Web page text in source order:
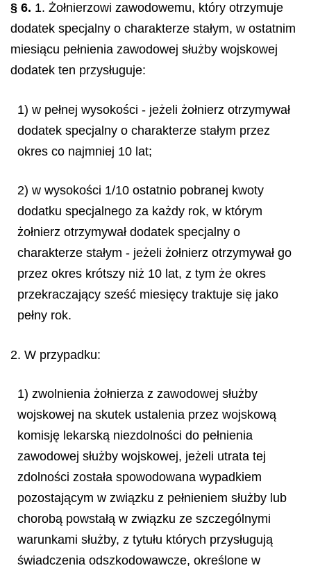
§ 6. 1. Żołnierzowi zawodowemu, który otrzymuje
dodatek specjalny o charakterze stałym, w ostatnim
miesiącu pełnienia zawodowej służby wojskowej
dodatek ten przysługuje:
1) w pełnej wysokości - jeżeli żołnierz otrzymywał
dodatek specjalny o charakterze stałym przez
okres co najmniej 10 lat;
2) w wysokości 1/10 ostatnio pobranej kwoty
dodatku specjalnego za każdy rok, w którym
żołnierz otrzymywał dodatek specjalny o
charakterze stałym - jeżeli żołnierz otrzymywał go
przez okres krótszy niż 10 lat, z tym że okres
przekraczający sześć miesięcy traktuje się jako
pełny rok.
2. W przypadku:
1) zwolnienia żołnierza z zawodowej służby
wojskowej na skutek ustalenia przez wojskową
komisję lekarską niezdolności do pełnienia
zawodowej służby wojskowej, jeżeli utrata tej
zdolności została spowodowana wypadkiem
pozostającym w związku z pełnieniem służby lub
chorobą powstałą w związku ze szczególnymi
warunkami służby, z tytułu których przysługują
świadczenia odszkodowawcze, określone w